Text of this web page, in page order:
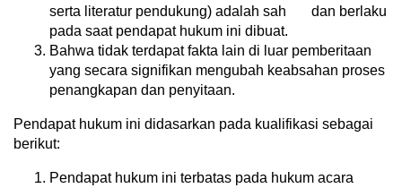
serta literatur pendukung) adalah sah dan berlaku
pada saat pendapat hukum ini dibuat.
Bahwa tidak terdapat fakta lain di luar pemberitaan
yang secara signifikan mengubah keabsahan proses
penangkapan dan penyitaan.
Pendapat hukum ini didasarkan pada kualifikasi sebagai
berikut:
Pendapat hukum ini terbatas pada hukum acara